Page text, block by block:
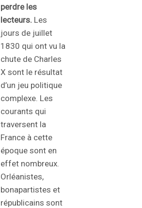
perdre les
lecteurs. Les
jours de juillet
1830 qui ont vu la
chute de Charles
X sont le résultat
d’un jeu politique
complexe. Les
courants qui
traversent la
France à cette
époque sont en
effet nombreux.
Orléanistes,
bonapartistes et
républicains sont